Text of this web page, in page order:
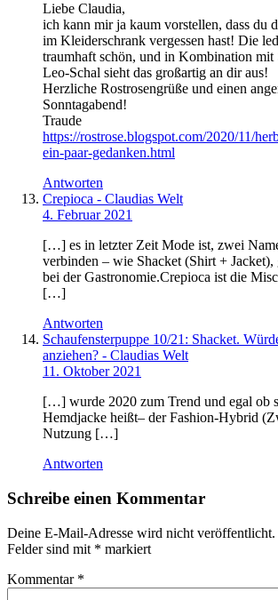
Liebe Claudia,
ich kann mir ja kaum vorstellen, dass du
im Kleiderschrank vergessen hast! Die
traumhaft schön, und in Kombination mit
Leo-Schal sieht das großartig an dir aus!
Herzliche Rostrosengrüße und einen
Sonntagabend!
Traude
https://rostrose.blogspot.com/2020/11/
ein-paar-gedanken.html
Antworten
Crepioca - Claudias Welt
4. Februar 2021
[…] es in letzter Zeit Mode ist, zwei
verbinden – wie Shacket (Shirt + Jacket),
bei der Gastronomie.Crepioca ist die
[…]
Antworten
Schaufensterpuppe 10/21: Shacket.
anziehen? - Claudias Welt
11. Oktober 2021
[…] wurde 2020 zum Trend und egal ob
Hemdjacke heißt– der Fashion-Hybrid
Nutzung […]
Antworten
Schreibe einen Kommentar
Deine E-Mail-Adresse wird nicht veröffentlicht.
Felder sind mit * markiert
Kommentar *